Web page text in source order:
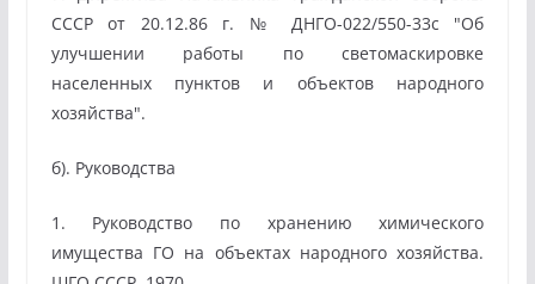
СССР от 20.12.86 г. № ДНГО-022/550-33с "Об
улучшении работы по светомаскировке
населенных пунктов и объектов народного
хозяйства".
б). Руководства
1. Руководство по хранению химического
имущества ГО на объектах народного хозяйства.